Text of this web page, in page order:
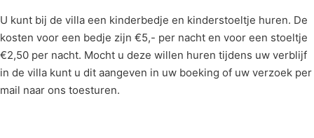
U kunt bij de villa een kinderbedje en kinderstoeltje huren. De
kosten voor een bedje zijn €5,- per nacht en voor een stoeltje
€2,50 per nacht. Mocht u deze willen huren tijdens uw verblijf
in de villa kunt u dit aangeven in uw boeking of uw verzoek per
mail naar ons toesturen.